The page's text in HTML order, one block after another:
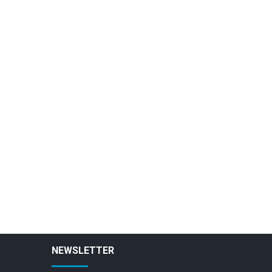
NEWSLETTER